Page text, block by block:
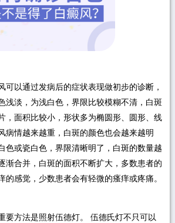
以通过发病后的症状表现做初步的诊断，
浅淡，为浅白色，界限比较模糊不清，白斑
，面积比较小，形状多为椭圆形、圆形、线
病情越来越重，白斑的颜色也会越来越明
色或瓷白色，界限清晰明了，白斑的数量越
渐合并，白斑的面积不断扩大，多数患者的
的感觉，少数患者会有轻微的瘙痒或疼痛。
方法是照射伍德灯。 伍德氏灯不只可以